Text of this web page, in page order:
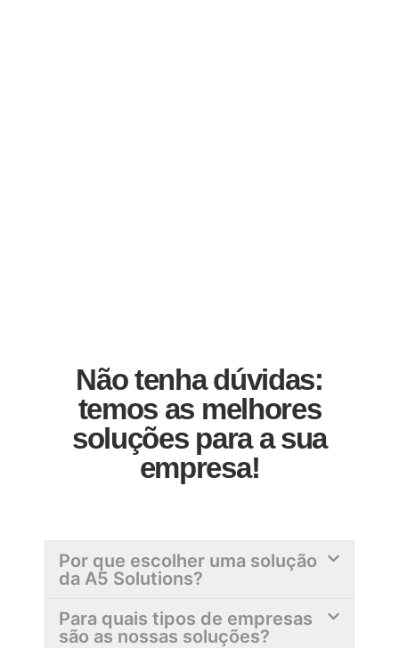
Não tenha dúvidas:
temos as melhores
soluções para a sua
empresa!
Por que escolher uma solução
da A5 Solutions?
Para quais tipos de empresas
são as nossas soluções?